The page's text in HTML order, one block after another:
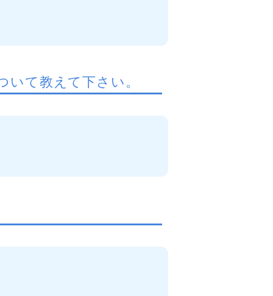
て教えて下さい。